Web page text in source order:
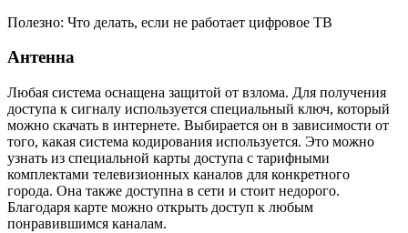
Полезно: Что делать, если не работает цифровое ТВ
Антенна
Любая система оснащена защитой от взлома. Для получения
доступа к сигналу используется специальный ключ, который
можно скачать в интернете. Выбирается он в зависимости от
того, какая система кодирования используется. Это можно
узнать из специальной карты доступа с тарифными
комплектами телевизионных каналов для конкретного
города. Она также доступна в сети и стоит недорого.
Благодаря карте можно открыть доступ к любым
понравившимся каналам.